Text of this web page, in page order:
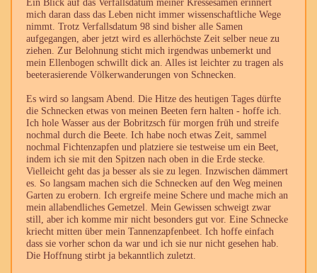
mich daran dass das Leben nicht immer wissenschaftliche Wege
nimmt. Trotz Verfallsdatum 98 sind bisher alle Samen
aufgegangen, aber jetzt wird es allerhöchste Zeit selber neue zu
ziehen. Zur Belohnung sticht mich irgendwas unbemerkt und
mein Ellenbogen schwillt dick an. Alles ist leichter zu tragen als
beeterasierende Völkerwanderungen von Schnecken.
Es wird so langsam Abend. Die Hitze des heutigen Tages dürfte
die Schnecken etwas von meinen Beeten fern halten - hoffe ich.
Ich hole Wasser aus der Bobritzsch für morgen früh und streife
nochmal durch die Beete. Ich habe noch etwas Zeit, sammel
nochmal Fichtenzapfen und platziere sie testweise um ein Beet,
indem ich sie mit den Spitzen nach oben in die Erde stecke.
Vielleicht geht das ja besser als sie zu legen. Inzwischen dämmert
es. So langsam machen sich die Schnecken auf den Weg meinen
Garten zu erobern. Ich ergreife meine Schere und mache mich an
mein allabendliches Gemetzel. Mein Gewissen schweigt zwar
still, aber ich komme mir nicht besonders gut vor. Eine Schnecke
kriecht mitten über mein Tannenzapfenbeet. Ich hoffe einfach
dass sie vorher schon da war und ich sie nur nicht gesehen hab.
Die Hoffnung stirbt ja bekanntlich zuletzt.